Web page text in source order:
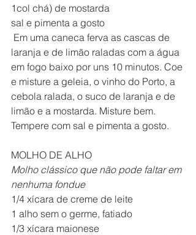
1col chá) de mostarda
sal e pimenta a gosto
laranja e de limão raladas com a água
em fogo baixo por uns 10 minutos. Coe
e misture a geleia, o vinho do Porto, a
cebola ralada, o suco de laranja e de
limão e a mostarda. Misture bem.
Tempere com sal e pimenta a gosto.
MOLHO DE ALHO
Molho clássico que não pode faltar em
nenhuma fondue
1/4 xícara de creme de leite
1 alho sem o germe, fatiado
1/3 xícara maionese